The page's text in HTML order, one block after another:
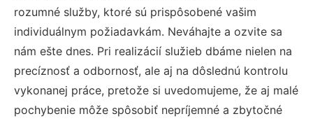
rozumné služby, ktoré sú prispôsobené vašim
individuálnym požiadavkám. Neváhajte a ozvite sa
nám ešte dnes. Pri realizácií služieb dbáme nielen na
precíznosť a odbornosť, ale aj na dôslednú kontrolu
vykonanej práce, pretože si uvedomujeme, že aj malé
pochybenie môže spôsobiť nepríjemné a zbytočné